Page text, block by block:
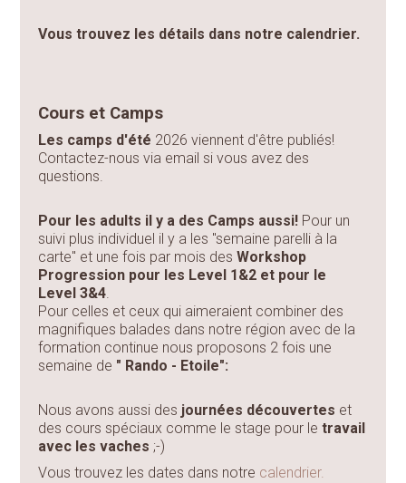
Vous trouvez les détails dans notre calendrier.
Cours et Camps
Les camps d'été 2026 viennent d'être publiés!
Contactez-nous via email si vous avez des
questions.
Pour les adults il y a des Camps aussi! Pour un
suivi plus individuel il y a les "semaine parelli à la
carte" et une fois par mois desWorkshop
Progression pour les Level 1&2 et pour le
Level 3&4.
Pour celles et ceux qui aimeraient combiner des
magnifiques balades dans notre région avec de la
formation continue nous proposons 2 fois une
semaine de " Rando - Etoile":
Nous avons aussi des journées découvertes et
des cours spéciaux comme le stage pour letravail
avec les vaches ;-)
Vous trouvez les dates dans notre calendrier.